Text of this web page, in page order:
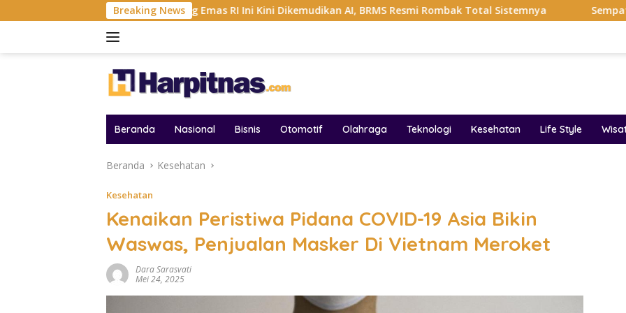
ke
Breaking News
Tambang Emas RI Ini Kini Dikemudikan AI, BRMS Resmi Rombak Total Sistemnya Sempat Viral Gaya ASI
Beranda Nasional Bisnis Otomotif Olahraga Teknologi Kesehatan Life Style
Beranda Kesehatan
Kesehatan
Kenaikan Peristiwa Pidana COVID-19 Asia Bikin
Waswas, Penjualan Masker Di Vietnam Meroket
Dara Sarasvati
Mei 24, 2025